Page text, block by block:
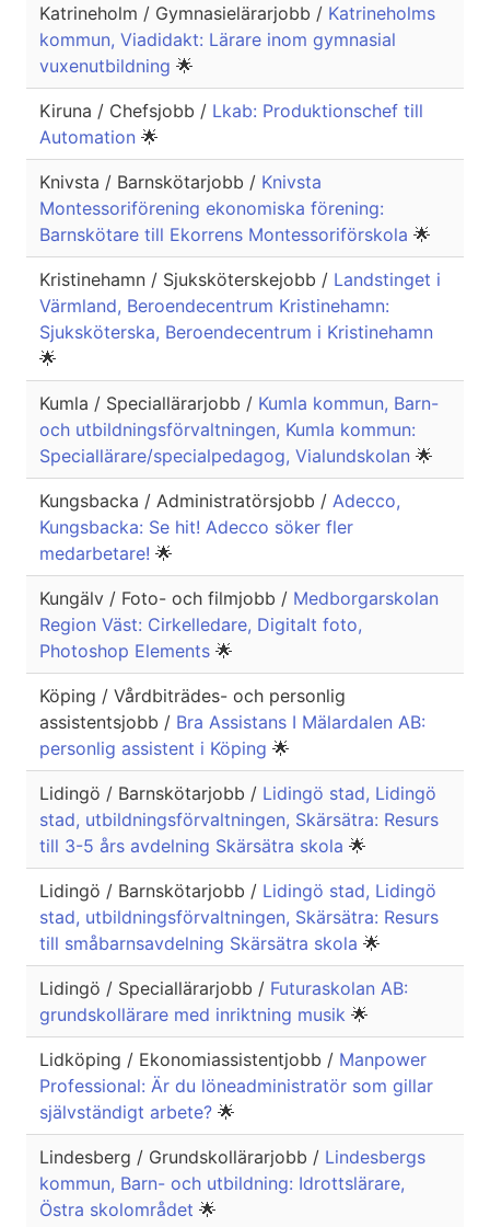
Katrineholm / Gymnasielärarjobb / Katrineholms
kommun, Viadidakt: Lärare inom gymnasial
vuxenutbildning 🌟
Kiruna / Chefsjobb / Lkab: Produktionschef till
Automation 🌟
Knivsta / Barnskötarjobb / Knivsta
Montessoriförening ekonomiska förening:
Barnskötare till Ekorrens Montessoriförskola 🌟
Kristinehamn / Sjuksköterskejobb / Landstinget i
Värmland, Beroendecentrum Kristinehamn:
Sjuksköterska, Beroendecentrum i Kristinehamn
🌟
Kumla / Speciallärarjobb / Kumla kommun, Barn-
och utbildningsförvaltningen, Kumla kommun:
Speciallärare/specialpedagog, Vialundskolan 🌟
Kungsbacka / Administratörsjobb / Adecco,
Kungsbacka: Se hit! Adecco söker fler
medarbetare! 🌟
Kungälv / Foto- och filmjobb / Medborgarskolan
Region Väst: Cirkelledare, Digitalt foto,
Photoshop Elements 🌟
Köping / Vårdbiträdes- och personlig
assistentsjobb / Bra Assistans I Mälardalen AB:
personlig assistent i Köping 🌟
Lidingö / Barnskötarjobb / Lidingö stad, Lidingö
stad, utbildningsförvaltningen, Skärsätra: Resurs
till 3-5 års avdelning Skärsätra skola 🌟
Lidingö / Barnskötarjobb / Lidingö stad, Lidingö
stad, utbildningsförvaltningen, Skärsätra: Resurs
till småbarnsavdelning Skärsätra skola 🌟
Lidingö / Speciallärarjobb / Futuraskolan AB:
grundskollärare med inriktning musik 🌟
Lidköping / Ekonomiassistentjobb / Manpower
Professional: Är du löneadministratör som gillar
självständigt arbete? 🌟
Lindesberg / Grundskollärarjobb / Lindesbergs
kommun, Barn- och utbildning: Idrottslärare,
Östra skolområdet 🌟